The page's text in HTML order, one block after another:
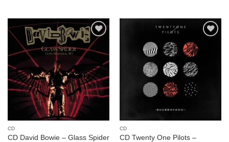
Adicionar
a lista de
desejos
CD
CD David Bowie – Glass Spider
Adicionar
a lista de
desejos
CD
CD Twenty One Pilots –